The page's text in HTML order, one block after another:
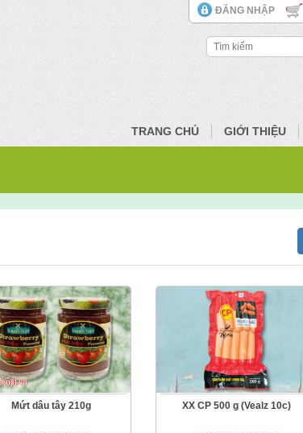
ĐĂNG NHẬP
TRANG CHỦ GIỚI THIỆU
Mứt dâu tây 210g XX CP 500 g (Vealz 10c)